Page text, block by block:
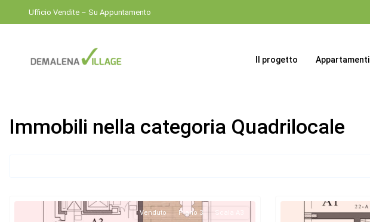
Ufficio Vendite – Su Appuntamento
Il progetto Appartamenti
Immobili nella categoria Quadrilocale
Venduto Piano 3 Scala A3